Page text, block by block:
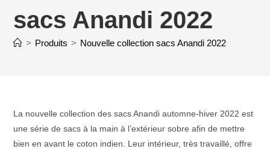
sacs Anandi 2022
> Produits > Nouvelle collection sacs Anandi 2022
La nouvelle collection des sacs Anandi automne-hiver 2022 est
une série de sacs à la main à l’extérieur sobre afin de mettre
bien en avant le coton indien. Leur intérieur, très travaillé, offre